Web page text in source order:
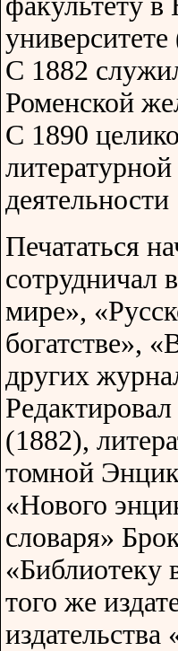
С 1882
Роменской
С 1890
деятельности
Печататься
сотрудничал
мире»,
богатстве»,
других
(1882),
томной
«Нового
словаря»
«Библиотеку
того же
издательства